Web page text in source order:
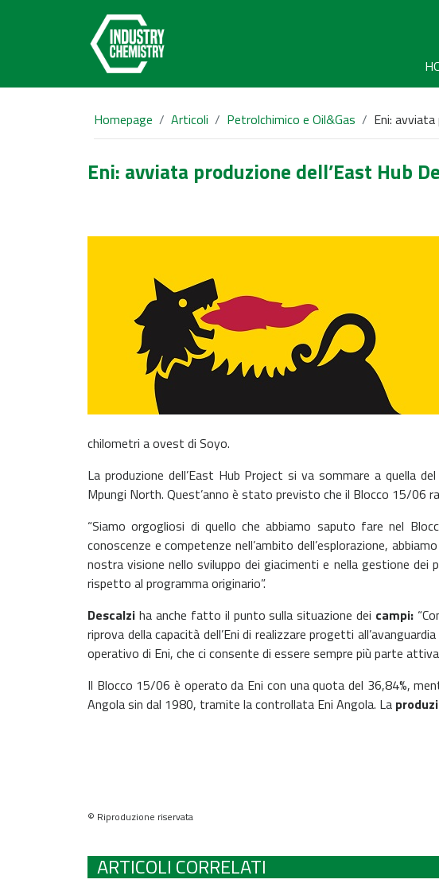
Homepage Articoli Petrolchimico e Oil&Gas Eni:
Eni: avviata produzione dell’East Hub
chilometri a ovest di Soyo.
La produzione dell’East Hub Project si va sommare a quella
Mpungi North. Quest’anno è stato previsto che il Blocco 15/06
“Siamo orgogliosi di quello che abbiamo saputo fare nel
conoscenze e competenze nell’ambito dell’esplorazione,
nostra visione nello sviluppo dei giacimenti e nella gestione
rispetto al programma originario”.
Descalzi ha anche fatto il punto sulla situazione dei campi:
riprova della capacità dell’Eni di realizzare progetti
operativo di Eni, che ci consente di essere sempre più parte
Il Blocco 15/06 è operato da Eni con una quota del 36,84%,
Angola sin dal 1980, tramite la controllata Eni Angola. La
© Riproduzione riservata
ARTICOLI CORRELATI